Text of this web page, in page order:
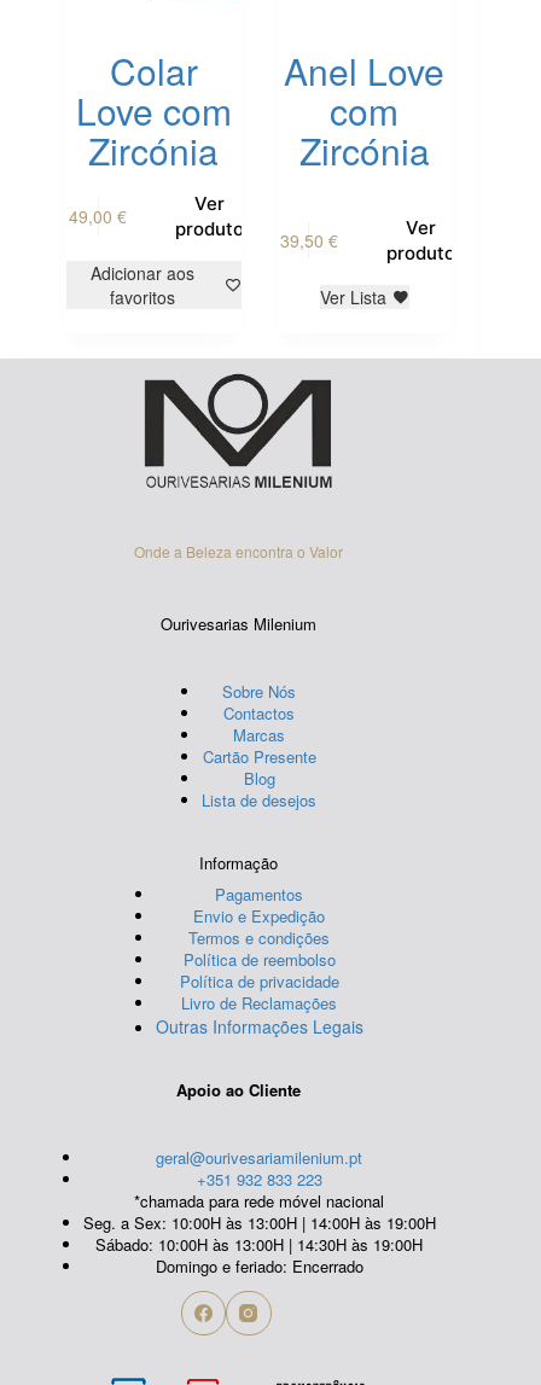
Colar
Love com
Zircónia
49,00€
Ver
produto
product
multiple
variants.
Adicionar aos
favoritos
Anel Love
com
Zircónia
39,50 €
Ver
produto
product
may
be
chosen
the
Ver Lista
Onde a Beleza encontra o Valor
Ourivesarias Milenium
Sobre Nós
Contactos
Marcas
Cartão Presente
Blog
Lista de desejos
Informação
Pagamentos
Envio e Expedição
Termos e condições
Política de reembolso
Política de privacidade
Livro de Reclamações
Outras Informações Legais
Apoio ao Cliente
geral@ourivesariamilenium.pt
+351 932 833 223
*chamada para rede móvel nacional
Seg. a Sex: 10:00H às 13:00H | 14:00H às 19:00H
Sábado: 10:00H às 13:00H | 14:30H às 19:00H
Domingo e feriado: Encerrado